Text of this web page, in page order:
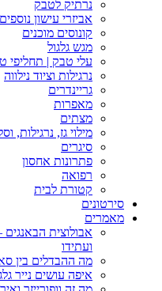
נרתיק לטבק
אביזרי עישון נוספים
קונוסים מוכנים
מגש גלגול
עלי טבק | תחליפי
נרגילות וציוד נילווה
גריינדרים
מאפרות
מצתים
מילוי גז, נרגילות,
סיגרים
פתרונות אחסון
רפואה
קטורת לבית
סירטונים
מאמרים
אבולוצית
ועתידו
מה ההבדלים בין
איפה עושים נייר